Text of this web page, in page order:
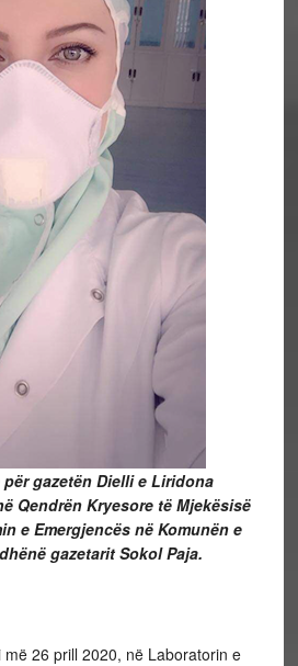
gazetën Dielli e Liridona
Qendrën Kryesore të Mjekësisë
e Emergjencës në Komunën e
gazetarit Sokol Paja.
26 prill 2020, në Laboratorin e